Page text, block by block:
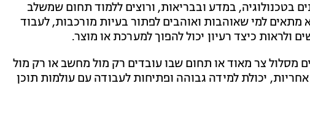
בטכנולוגיה, במדע ובבריאות, ורוצים ללמוד תחום שמשלב
למי שאוהבות ואוהבים לפתור בעיות מורכבות, לעבוד
ולראות כיצד רעיון יכול להפוך למערכת או מוצר.
צר מאוד או תחום שבו עובדים רק מול מחשב או רק מול
יכולת למידה גבוהה ופתיחות לעבודה עם עולמות תוכן